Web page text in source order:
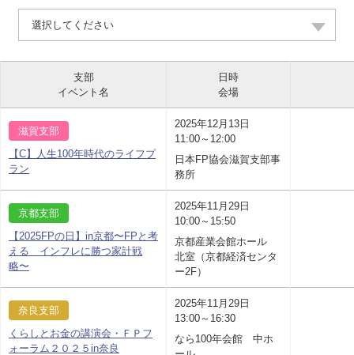
選択してください
支部
イベント名
日時
会場
滋賀支部
【C】人生100年時代のライフプ
ラン
2025年12月13日
11:00～12:00
日本FP協会滋賀支部事
務所
京都支部
【2025FPの日】in京都〜FPと考
える インフレに勝つ家計戦
略〜
2025年11月29日
10:00～15:50
京都産業会館ホール
北室（京都経済センタ
ー2F）
奈良支部
くらしとお金の講演会・ＦＰフ
ォーラム２０２５in奈良
2025年11月29日
13:00～16:30
なら100年会館 中ホ